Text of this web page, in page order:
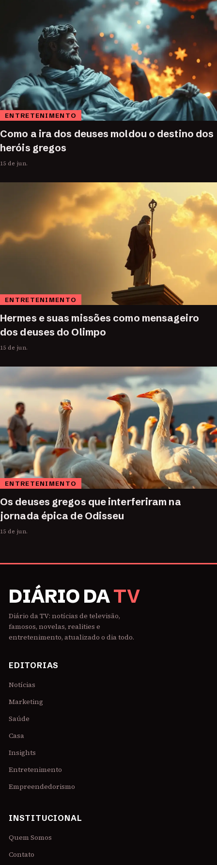
ENTRETENIMENTO
Como a ira dos deuses moldou o destino dos
heróis gregos
15 de jun.
ENTRETENIMENTO
Hermes e suas missões como mensageiro
dos deuses do Olimpo
15 de jun.
ENTRETENIMENTO
Os deuses gregos que interferiram na
jornada épica de Odisseu
15 de jun.
DIÁRIO DATV
Diário da TV: notícias de televisão,
famosos, novelas, realities e
entretenimento, atualizado o dia todo.
EDITORIAS
Notícias
Marketing
Saúde
Casa
Insights
Entretenimento
Empreendedorismo
INSTITUCIONAL
Quem Somos
Contato